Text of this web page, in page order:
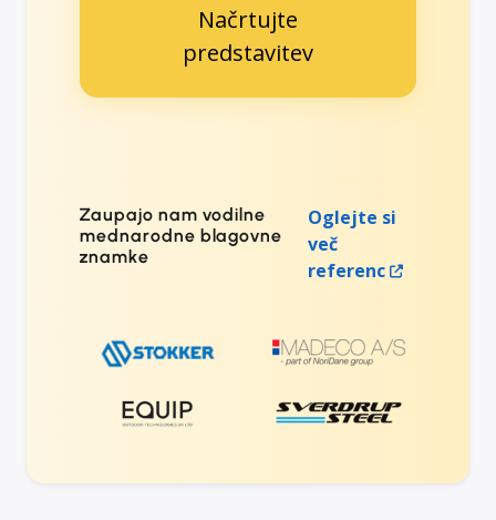
Načrtujte
predstavitev
Zaupajo nam vodilne
mednarodne blagovne
znamke
Oglejte si
več
referenc